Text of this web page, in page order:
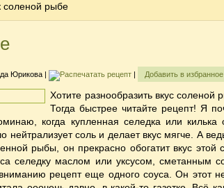
соленой рыбе
Юрикова | | Добавить в избранное
Хотите разнообразить вкус соленой
Тогда быстрее читайте рецепт! Я
когда купленная селедка или килька
нейтрализует соль и делает вкус мягче. А
рыбы, он прекрасно обогатит вкус этой
селедку маслом или уксусом, сметанным
рецепт еще одного соуса. Он этот